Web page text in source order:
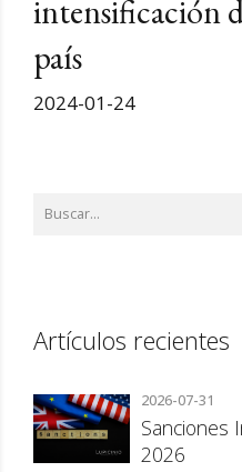
intensificación
país
2024-01-24
Artículos recientes
2026-07-31
Sanciones
2026